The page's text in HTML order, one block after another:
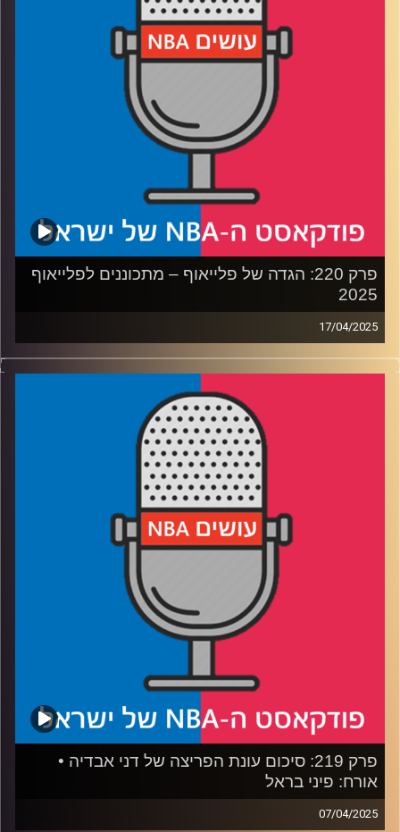
קרדיט תמונות:עידן לוצקי
פרק 220: הגדה של פלייאוף – מתכוננים לפלייאוף
2025
17/04/2025
פודקאסט האן.בי.איי עם ערן סורוקה, שרון דוידוביץ', משה
דוידוביץ' ועידן לוצקי, בשיתוף קול האוניברסיטה.
רבע 1: דנבר נאגטס עם רוח חדשה, לו בטוח שזה יספיק,
ולוקה דונצ׳יץ׳ שוב מול אנטוני אדווארדס
רבע 2: טילים מול לוחמים (ולהיפך), לאן הולכות פניקס סאנס
רבע 3: קייד קנינגהאם עולה על הבמה, יאניס אנטטוקומפו
רבע 4: הבדלי סגנונות נפגשים בבוסטון, והניחושים שלנו עד
עידן לוצקי
פרק 219: סיכום עונת הפריצה של דני אבדיה •
אורח: פיני בראל
07/04/2025